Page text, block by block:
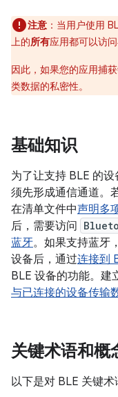
注意 ：当用户使用
上的所有应用都可以访
因此，如果您的应用捕
类数据的私密性。
基础知识
为了让支持 BLE 的
须先形成通信通道。
在清单文件中声明多
后，需要访问
蓝牙。如果支持蓝牙
设备后，通过连接到
BLE 设备的功能。建
与已连接的设备传输
关键术语和概
以下是对 BLE 关键术